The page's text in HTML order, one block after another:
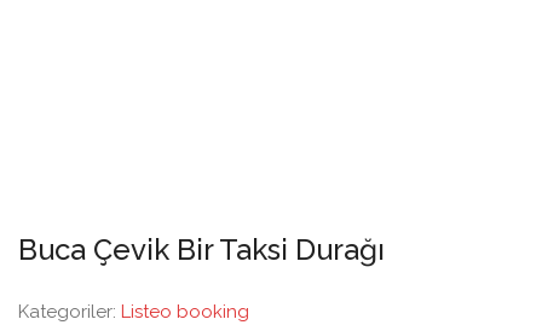
Buca Çevik Bir Taksi Durağı
Kategoriler: Listeo booking